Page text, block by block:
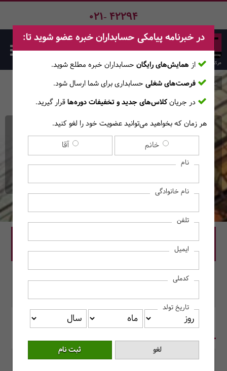
021- 42294
دوره آنلاین تئوری حسابداری
- دوره تکمیلی
صفحه اصلی دوره‌ها
قیمت دوره: 4,800,000 ریال
در این دوره رزرو کنید.
محل برگزاری: به صورت آنلاین برگزار می‌شود.
در یک نگاه سرفصل دروس سوالات متداول
در خبرنامه پیامکی حسابداران خبره عضو شوید تا:
از همایش‌های رایگان حسابداران خبره مطلع ‎شوید.
فرصت‌های شغلی حسابداری برای شما ارسال شود.
در جریانکلاس‌های جدید و تخفیفات دوره‌هاقرار گیرید.
هر زمان که بخواهید می‌توانید عضویت خود را لغو کنید.
خانم آقا
نام
نام خانوادگی
تلفن
ایمیل
کدملی
تاریخ تولد